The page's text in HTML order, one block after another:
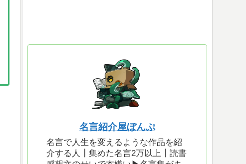
名言紹介屋ぼんぷ
名言で人生を変えるような作品を紹
介する人┃集めた名言2万以上┃読書